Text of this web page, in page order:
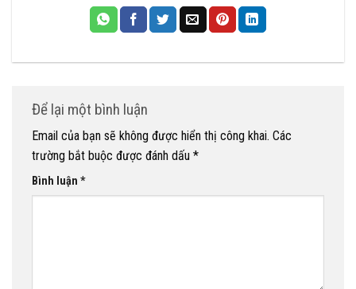
Để lại một bình luận
Email của bạn sẽ không được hiển thị công khai. Các
trường bắt buộc được đánh dấu *
Bình luận *